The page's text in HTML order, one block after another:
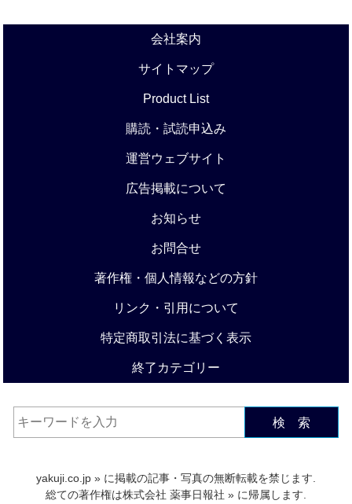
会社案内
サイトマップ
Product List
購読・試読申込み
運営ウェブサイト
広告掲載について
お知らせ
お問合せ
著作権・個人情報などの方針
リンク・引用について
特定商取引法に基づく表示
終了カテゴリー
検 索
yakuji.co.jp » に掲載の記事・写真の無断転載を禁じます.
総ての著作権は株式会社 薬事日報社 » に帰属します.